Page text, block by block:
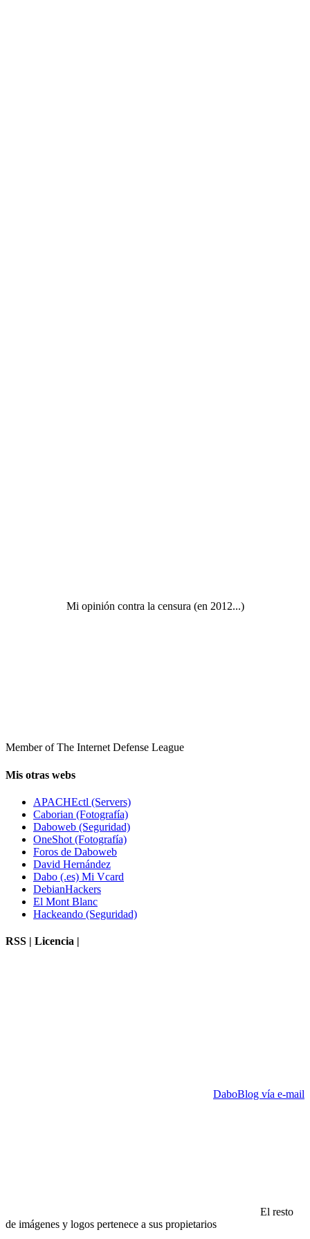
Mi opinión contra la censura (en 2012...)
Member of The Internet Defense League
Mis otras webs
APACHEctl (Servers)
Caborian (Fotografía)
Daboweb (Seguridad)
OneShot (Fotografía)
Foros de Daboweb
David Hernández
Dabo (.es) Mi Vcard
DebianHackers
El Mont Blanc
Hackeando (Seguridad)
RSS | Licencia |
DaboBlog vía e-mail
El resto
de imágenes y logos pertenece a sus propietarios